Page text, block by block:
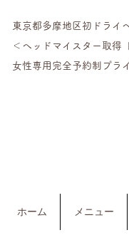
東京都多摩地区初ドライ
＜ヘッドマイスター​取得
女性専用完全予約制プラ
ホーム メニュー